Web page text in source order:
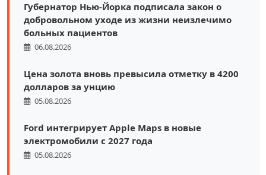
Губернатор Нью-Йорка подписала закон о
добровольном уходе из жизни неизлечимо
больных пациентов
06.08.2026
Цена золота вновь превысила отметку в 4200
долларов за унцию
05.08.2026
Ford интегрирует Apple Maps в новые
электромобили с 2027 года
05.08.2026